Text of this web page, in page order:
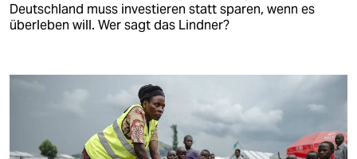
Deutschland muss investieren statt sparen, wenn es
überleben will. Wer sagt das Lindner?